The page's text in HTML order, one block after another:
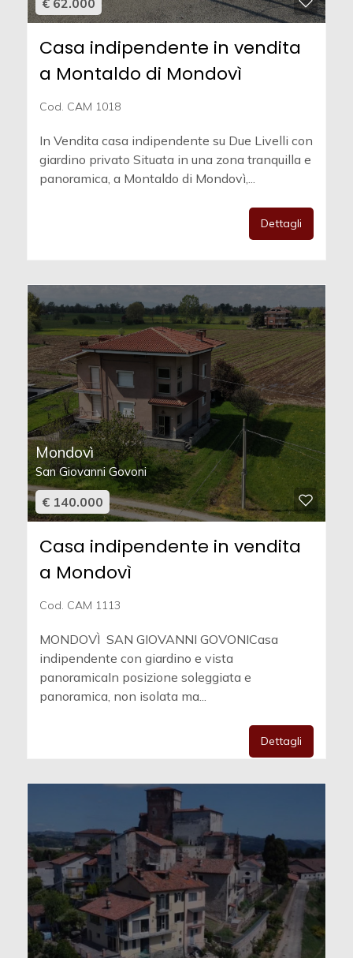
€ 62.000
Casa indipendente in vendita
a Montaldo di Mondovì
Cod. CAM 1018
In Vendita casa indipendente su Due Livelli con
giardino privato Situata in una zona tranquilla e
panoramica, a Montaldo di Mondovì,...
Dettagli
Mondovì
San Giovanni Govoni
€ 140.000
Casa indipendente in vendita
a Mondovì
Cod. CAM 1113
MONDOVÌ  SAN GIOVANNI GOVONICasa
indipendente con giardino e vista
panoramicaIn posizione soleggiata e
panoramica, non isolata ma...
Dettagli